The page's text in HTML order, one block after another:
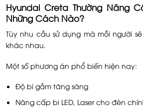
Hyundai Creta Thường Nâng
Những Cách Nào?
Tùy nhu cầu sử dụng mà mỗi người
khác nhau.
Một số phương án phổ biến hiện nay:
Độ bi gầm tăng sáng
Nâng cấp bi LED, Laser cho đèn